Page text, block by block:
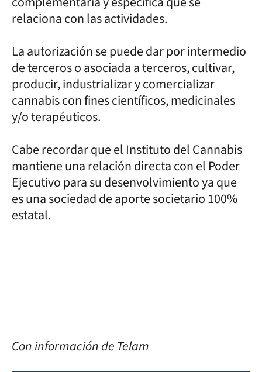
relaciona con las actividades.
La autorización se puede dar por intermedio
de terceros o asociada a terceros, cultivar,
producir, industrializar y comercializar
cannabis con fines científicos, medicinales
y/o terapéuticos.
Cabe recordar que el Instituto del Cannabis
mantiene una relación directa con el Poder
Ejecutivo para su desenvolvimiento ya que
es una sociedad de aporte societario 100%
estatal.
Con información de Telam